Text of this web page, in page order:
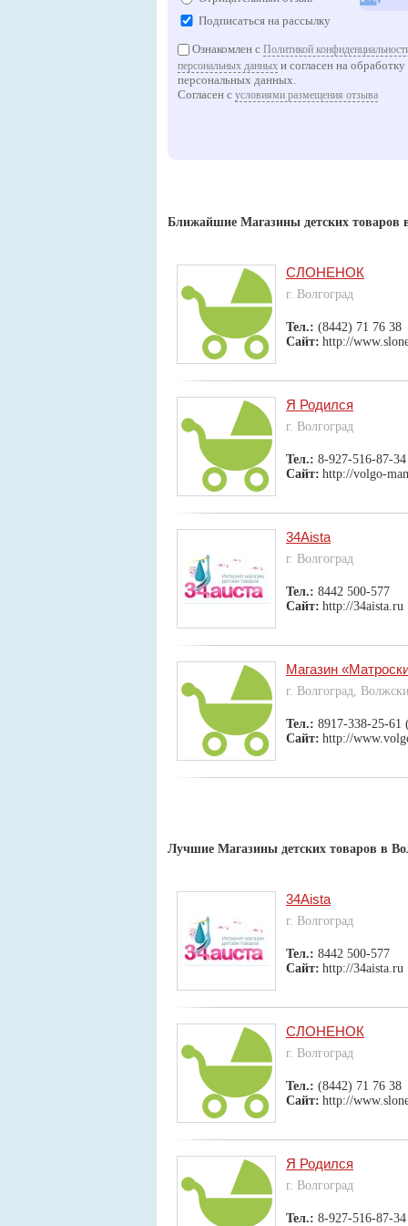
Подписаться на рассылку
Ознакомлен с Политикой
персональных данных и согласен на
персональных данных.
Согласен с условиями размещения отзыва
Ближайшие Магазины детских товаров
СЛОНЕНОК
г. Волгоград
Тел.: (8442) 71 76 38
Сайт: http://
Я Родился
г. Волгоград
Тел.: 8-927-516-87-34
Сайт: http://volgo-
34Aista
г. Волгоград
Тел.: 8442 500-577
Сайт: http://34aista.ru
Магазин
г. Волгоград,
Тел.: 8917-338-25-61
Сайт: http://
Лучшие Магазины детских товаров в
34Aista
г. Волгоград
Тел.: 8442 500-577
Сайт: http://34aista.ru
СЛОНЕНОК
г. Волгоград
Тел.: (8442) 71 76 38
Сайт: http://
Я Родился
г. Волгоград
Тел.: 8-927-516-87-34